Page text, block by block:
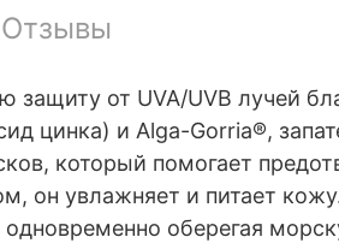
Отзывы
от UVA/UVB лучей
цинка) и Alga-Gorria®,
который помогает
он увлажняет и питает
оберегая